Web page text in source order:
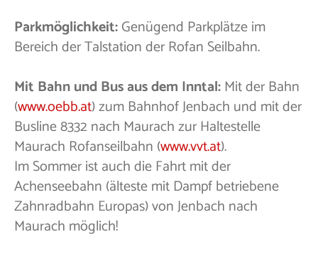
Parkmöglichkeit:Genügend Parkplätze im
Bereich der Talstation der Rofan Seilbahn.
Mit Bahn und Bus aus dem Inntal: Mit der Bahn
(www.oebb.at) zum Bahnhof Jenbach und mit der
Busline 8332 nach Maurach zur Haltestelle
Maurach Rofanseilbahn (www.vvt.at).
Im Sommer ist auch die Fahrt mit der
Achenseebahn (älteste mit Dampf betriebene
Zahnradbahn Europas) von Jenbach nach
Maurach möglich!